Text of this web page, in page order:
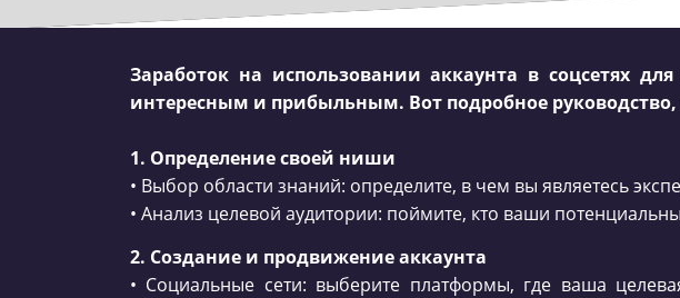
Заработок на использовании аккаунта в соцсетях
интересным и прибыльным. Вот подробное
1. Определение своей ниши
• Выбор области знаний: определите, в чем вы являетесь
• Анализ целевой аудитории: поймите, кто ваши
2. Создание и продвижение аккаунта
• Социальные сети: выберите платформы, где ваша